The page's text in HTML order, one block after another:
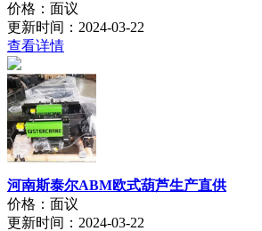
价格：面议
更新时间：2024-03-22
查看详情
河南斯泰尔ABM欧式葫芦生产直供
价格：面议
更新时间：2024-03-22